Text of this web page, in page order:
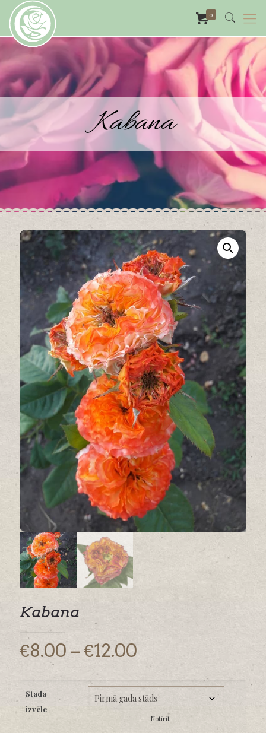
0
Kabana
Kabana
€8.00 –€12.00
range:
€8.00
through
€12.00
Stāda
izvēle
Notīrīt